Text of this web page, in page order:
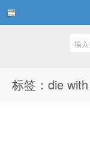
标签：die